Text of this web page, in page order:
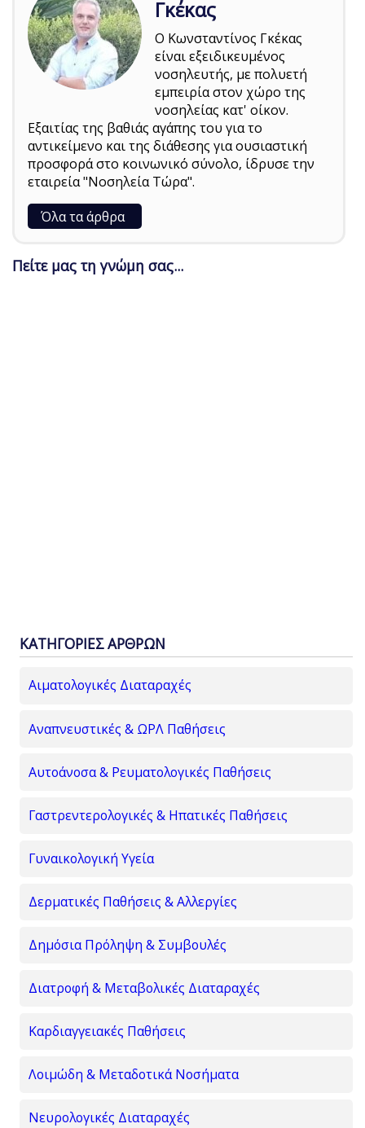
Γκέκας
Ο Κωνσταντίνος Γκέκας
είναι εξειδικευμένος
νοσηλευτής, με πολυετή
εμπειρία στον χώρο της
νοσηλείας κατ' οίκον.
Εξαιτίας της βαθιάς αγάπης του για το
αντικείμενο και της διάθεσης για ουσιαστική
προσφορά στο κοινωνικό σύνολο, ίδρυσε την
εταιρεία "Νοσηλεία Τώρα".
Όλα τα άρθρα
Πείτε μας τη γνώμη σας...
ΚΑΤΗΓΟΡΙΕΣ ΑΡΘΡΩΝ
Αιματολογικές Διαταραχές
Αναπνευστικές & ΩΡΛ Παθήσεις
Αυτοάνοσα & Ρευματολογικές Παθήσεις
Γαστρεντερολογικές & Ηπατικές Παθήσεις
Γυναικολογική Υγεία
Δερματικές Παθήσεις & Αλλεργίες
Δημόσια Πρόληψη & Συμβουλές
Διατροφή & Μεταβολικές Διαταραχές
Καρδιαγγειακές Παθήσεις
Λοιμώδη & Μεταδοτικά Νοσήματα
Νευρολογικές Διαταραχές